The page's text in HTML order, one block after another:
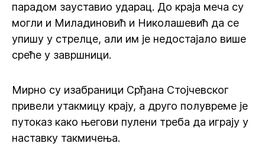
парадом зауставио ударац. До краја меча су
могли и Миладиновић и Николашевић да се
упишу у стрелце, али им је недостајало више
среће у завршници.
Мирно су изабраници Срђана Стојчевског
привели утакмицу крају, а друго полувреме је
путоказ како његови пулени треба да играју у
наставку такмичења.